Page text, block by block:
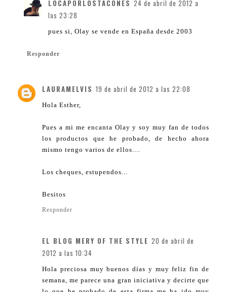
LOCAPORLOSTACONES 24 de abril de 2012 a
las 23:28
pues si, Olay se vende en España desde 2003
Responder
LAURAMELVIS 19 de abril de 2012 a las 22:08
Hola Esther,
Pues a mi me encanta Olay y soy muy fan de todos
los productos que he probado, de hecho ahora
mismo tengo varios de ellos....
Los cheques, estupendos...
Besitos
Responder
EL BLOG MERY OF THE STYLE 20 de abril de
2012 a las 10:34
Hola preciosa muy buenos días y muy feliz fin de
semana, me parece una gran iniciativa y decirte que